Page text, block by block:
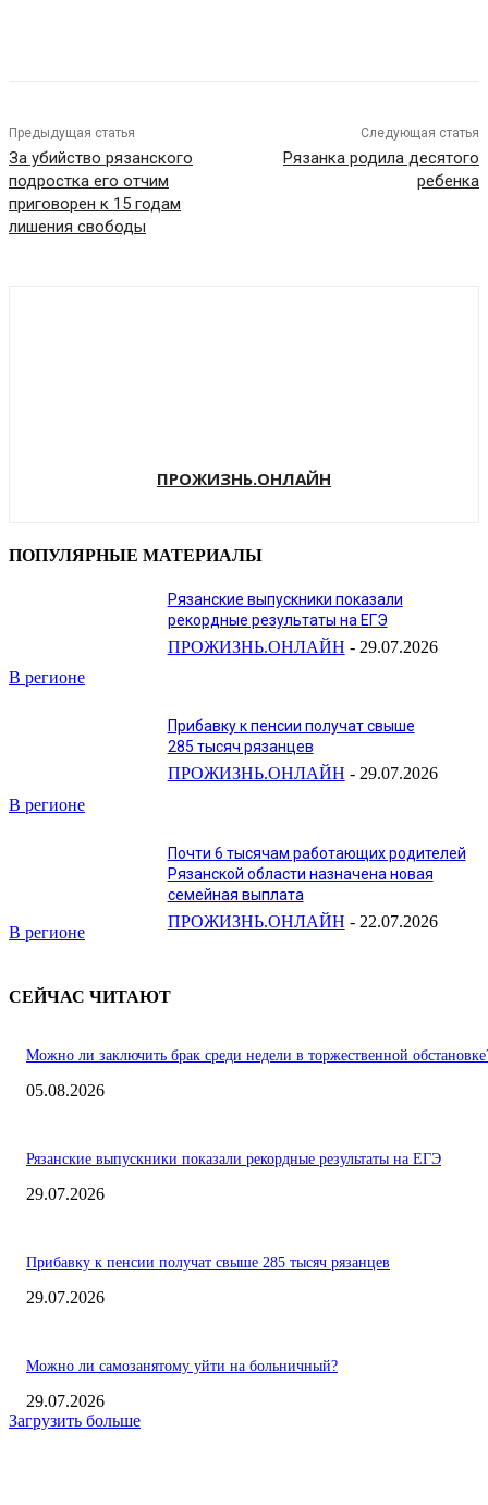
Предыдущая статья
За убийство рязанского
подростка его отчим
приговорен к 15 годам
лишения свободы
Следующая статья
Рязанка родила десятого
ребенка
ПРОЖИЗНЬ.ОНЛАЙН
ПОПУЛЯРНЫЕ МАТЕРИАЛЫ
В регионе
Рязанские выпускники показали
рекордные результаты на ЕГЭ
ПРОЖИЗНЬ.ОНЛАЙН - 29.07.2026
В регионе
Прибавку к пенсии получат свыше
285 тысяч рязанцев
ПРОЖИЗНЬ.ОНЛАЙН - 29.07.2026
В регионе
Почти 6 тысячам работающих родителей
Рязанской области назначена новая
семейная выплата
ПРОЖИЗНЬ.ОНЛАЙН - 22.07.2026
СЕЙЧАС ЧИТАЮТ
Можно ли заключить брак среди недели в торжественной
05.08.2026
Рязанские выпускники показали рекордные результаты на ЕГЭ
29.07.2026
Прибавку к пенсии получат свыше 285 тысяч рязанцев
29.07.2026
Можно ли самозанятому уйти на больничный?
29.07.2026
Загрузить больше